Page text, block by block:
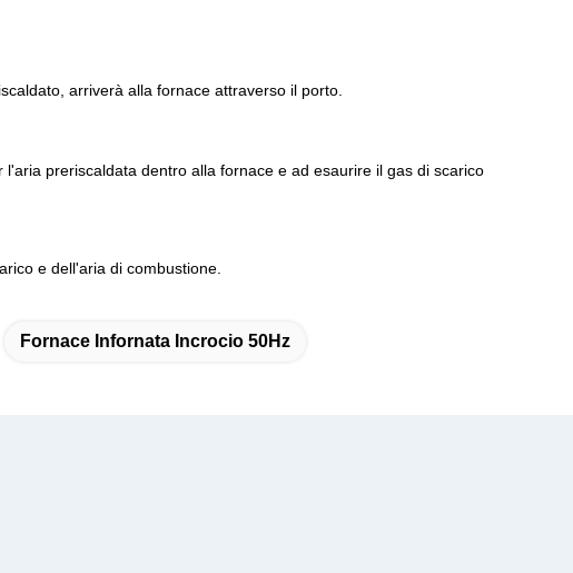
arriverà alla fornace attraverso il porto.
preriscaldata dentro alla fornace e ad esaurire il gas di scarico
e dell'aria di combustione.
Fornace Infornata Incrocio 50Hz